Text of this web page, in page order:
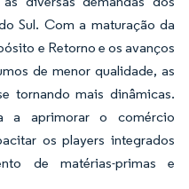
Sul. Com a maturação da
e Retorno e os avanços
de menor qualidade, as
tornando mais dinâmicas.
a aprimorar o comércio
os players integrados
de matérias-primas e